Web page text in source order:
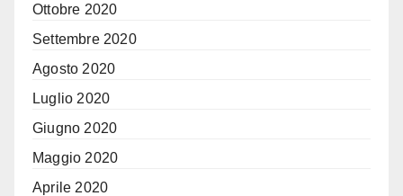
Ottobre 2020
Settembre 2020
Agosto 2020
Luglio 2020
Giugno 2020
Maggio 2020
Aprile 2020